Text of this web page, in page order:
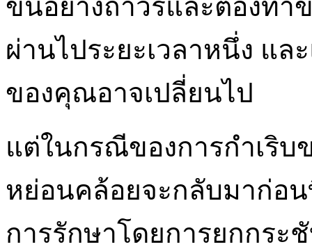
ขึ้นอย่างถาวรและต้องท
ผ่านไประยะเวลาหนึ่ง แ
ของคุณอาจเปลี่ยนไป
แต่ในกรณีของการกำเริบ
หย่อนคล้อยจะกลับมาก่อ
การรักษาโดยการยกกระ